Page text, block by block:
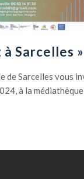
Sarcelles »
de Sarcelles vous
à la